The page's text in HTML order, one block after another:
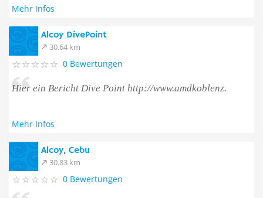
Mehr Infos
Alcoy DivePoint
30.64 km
0 Bewertungen
Hier ein Bericht Dive Point http://www.amdkoblenz.
Mehr Infos
Alcoy, Cebu
30.83 km
0 Bewertungen